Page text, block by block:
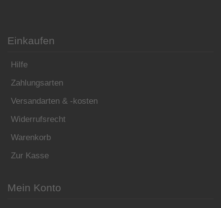
Einkaufen
Hilfe
Zahlungsarten
Versandarten & -kosten
Widerrufsrecht
Warenkorb
Zur Kasse
Mein Konto